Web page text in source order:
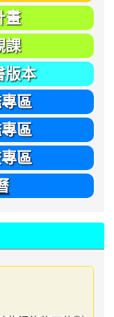
計畫
觀課
版本
區
區
區